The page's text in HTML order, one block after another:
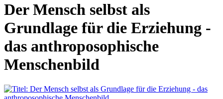
Der Mensch selbst als
Grundlage für die Erziehung -
das anthroposophische
Menschenbild